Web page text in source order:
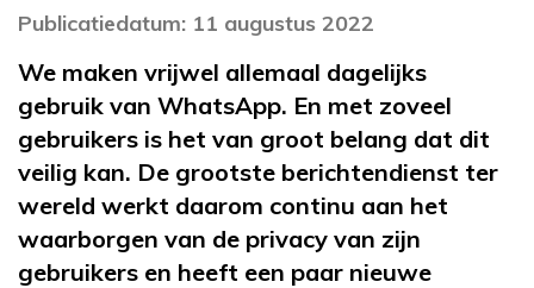
Publicatiedatum: 11 augustus 2022
We maken vrijwel allemaal dagelijks
gebruik van WhatsApp. En met zoveel
gebruikers is het van groot belang dat dit
veilig kan. De grootste berichtendienst ter
wereld werkt daarom continu aan het
waarborgen van de privacy van zijn
gebruikers en heeft een paar nieuwe